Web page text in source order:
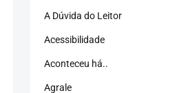
A Dúvida do Leitor
Acessibilidade
Aconteceu há..
Agrale